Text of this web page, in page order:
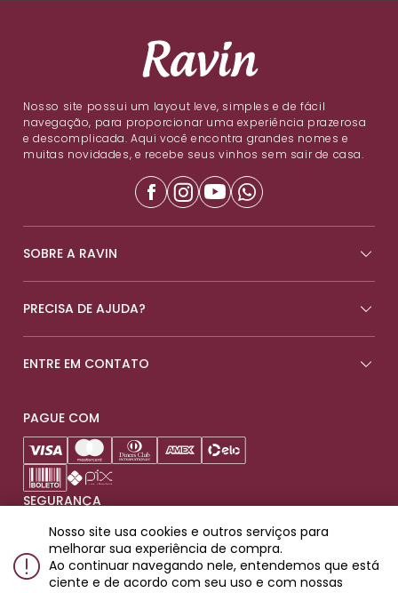
Nosso site possui um layout leve, simples e de fácil
navegação, para proporcionar uma experiência prazerosa
e descomplicada. Aqui você encontra grandes nomes e
muitas novidades, e recebe seus vinhos sem sair de casa.
SOBRE A RAVIN
PRECISA DE AJUDA?
ENTRE EM CONTATO
PAGUE COM
SEGURANÇA
Nosso site usa cookies e outros serviços para
melhorar sua experiência de compra.
Ao continuar navegando nele, entendemos que está
ciente e de acordo com seu uso e com nossas